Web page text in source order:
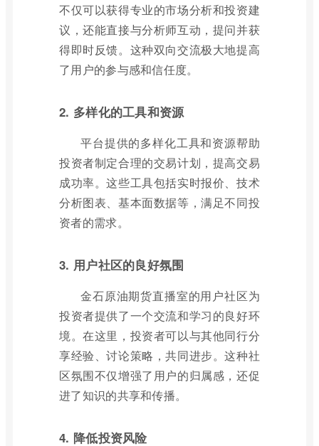
不仅可以获得专业的市场分析和投资建
议，还能直接与分析师互动，提问并获
得即时反馈。这种双向交流极大地提高
了用户的参与感和信任度。
2. 多样化的工具和资源
平台提供的多样化工具和资源帮助
投资者制定合理的交易计划，提高交易
成功率。这些工具包括实时报价、技术
分析图表、基本面数据等，满足不同投
资者的需求。
3. 用户社区的良好氛围
金石原油期货直播室的用户社区为
投资者提供了一个交流和学习的良好环
境。在这里，投资者可以与其他同行分
享经验、讨论策略，共同进步。这种社
区氛围不仅增强了用户的归属感，还促
进了知识的共享和传播。
4. 降低投资风险